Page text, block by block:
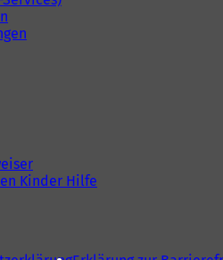
Kinder Hilfe